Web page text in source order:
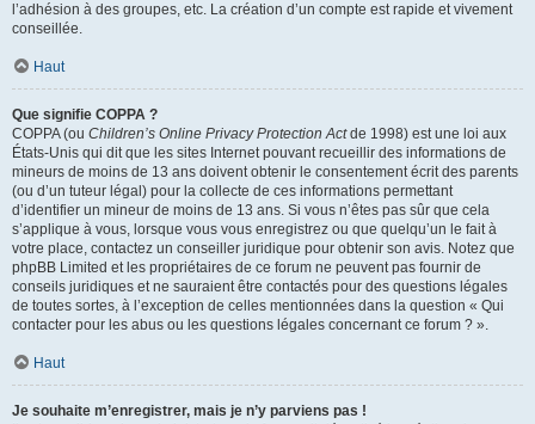
l’adhésion à des groupes, etc. La création d’un compte est rapide et vivement
conseillée.
Haut
Que signifie COPPA ?
COPPA (ou Children’s Online Privacy Protection Actde 1998) est une loi aux
États-Unis qui dit que les sites Internet pouvant recueillir des informations de
mineurs de moins de 13 ans doivent obtenir le consentement écrit des parents
(ou d’un tuteur légal) pour la collecte de ces informations permettant
d’identifier un mineur de moins de 13 ans. Si vous n’êtes pas sûr que cela
s’applique à vous, lorsque vous vous enregistrez ou que quelqu’un le fait à
votre place, contactez un conseiller juridique pour obtenir son avis. Notez que
phpBB Limited et les propriétaires de ce forum ne peuvent pas fournir de
conseils juridiques et ne sauraient être contactés pour des questions légales
de toutes sortes, à l’exception de celles mentionnées dans la question « Qui
contacter pour les abus ou les questions légales concernant ce forum ? ».
Haut
Je souhaite m’enregistrer, mais je n’y parviens pas !